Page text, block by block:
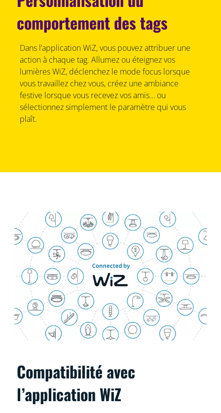
comportement des tags
Dans l’application WiZ, vous pouvez attribuer une
action à chaque tag. Allumez ou éteignez vos
lumières WiZ, déclenchez le mode focus lorsque
vous travaillez chez vous, créez une ambiance
festive lorsque vous recevez vos amis… ou
sélectionnez simplement le paramètre qui vous
plaît.
Compatibilité avec
l’application WiZ